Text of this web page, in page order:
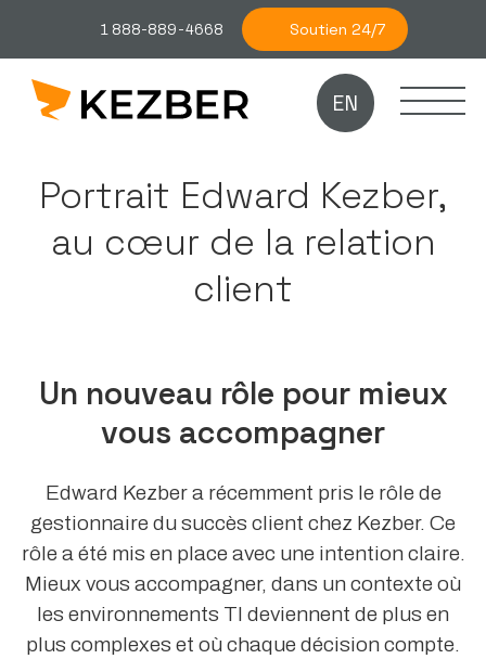
1 888-889-4668 Soutien 24/7
EN
Portrait Edward Kezber,
au cœur de la relation
client
Un nouveau rôle pour mieux
vous accompagner
Edward Kezber a récemment pris le rôle de
gestionnaire du succès client chez Kezber. Ce
rôle a été mis en place avec une intention claire.
Mieux vous accompagner, dans un contexte où
les environnements TI deviennent de plus en
plus complexes et où chaque décision compte.